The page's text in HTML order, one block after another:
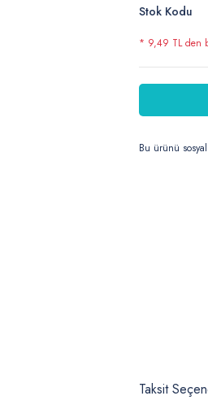
Stok Kodu
* 9,49 TL den
Bu ürünü
Taksit